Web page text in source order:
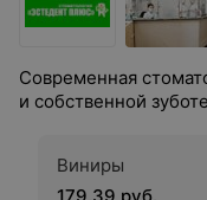
Современная
и собственной
Виниры